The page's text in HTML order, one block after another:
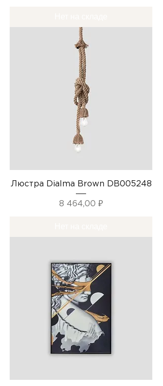
Люстра Dialma Brown DB005248
Цена
8 464,00 ₽